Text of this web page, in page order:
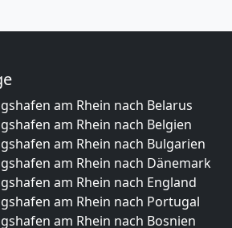
am Rhein nach Belarus
am Rhein nach Belgien
am Rhein nach Bulgarien
am Rhein nach Dänemark
am Rhein nach England
am Rhein nach Portugal
am Rhein nach Bosnien